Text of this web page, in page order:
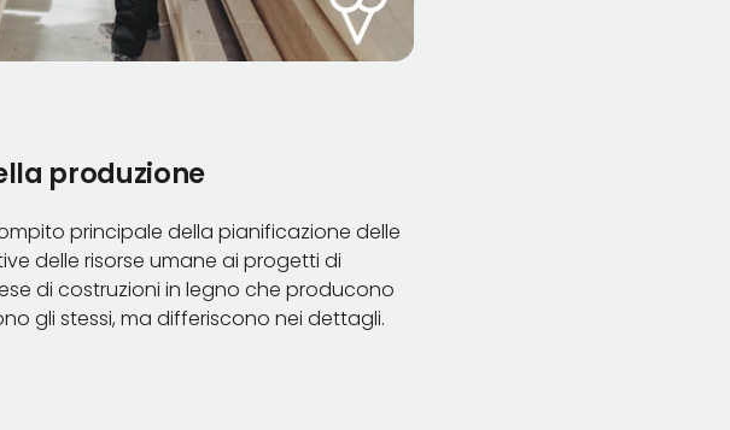
produzione
principale della pianificazione delle
delle risorse umane ai progetti di
di costruzioni in legno che producono
gli stessi, ma differiscono nei dettagli.